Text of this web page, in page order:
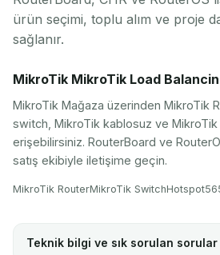
ürün seçimi, toplu alım ve proje
sağlanır.
MikroTik MikroTik Load
MikroTik Mağaza üzerinden MikroTik
switch, MikroTik kablosuz ve
erişebilirsiniz. RouterBoard ve
satış ekibiyle iletişime geçin.
MikroTik RouterMikroTik SwitchHotspot
Teknik bilgi ve sık sorulan sorular